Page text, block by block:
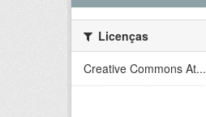
Licenças
Creative Commons At...